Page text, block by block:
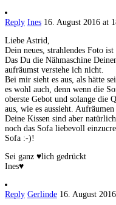
Reply Ines 16. August 2016 at
Liebe Astrid,
Dein neues, strahlendes Foto
Das Du die Nähmaschine
aufräumst verstehe ich nicht.
Bei mir sieht es aus, als hätte
es wohl auch, denn wenn die
oberste Gebot und solange die
aus, wie es aussieht.
Deine Kissen sind aber
noch das Sofa liebevoll
Sofa :-)!
Sei ganz ♥lich gedrückt
Ines♥
Reply Gerlinde 16. August